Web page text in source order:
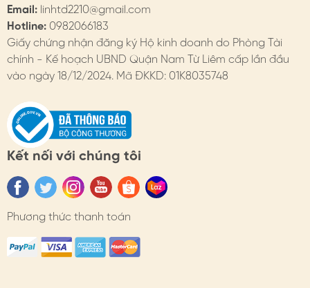
4. HIMHIP BẢO HÀNH
Chi tiết trên website
- Đổi hàng: https://himhipshop.vn/chinh-sach-doi-
hang
- Bảo hành: https://himhipshop.vn/chinh-sach-bao-
hanh
- Các nhu cầu khác: KH vui lòng liên hệ tư vấn.
#himhip #himhipshop #phukien #quatang #thoitrang
#caiao #hoavanmon #thanhlich
Email: linhtd2210@gmail.com
Hotline: 0982066183
Giấy chứng nhận đăng ký Hộ kinh doanh do Phòng Tài
chính - Kế hoạch UBND Quận Nam Từ Liêm cấp lần đầu
vào ngày 18/12/2024. Mã ĐKKD: 01K8035748
Kết nối với chúng tôi
Phương thức thanh toán